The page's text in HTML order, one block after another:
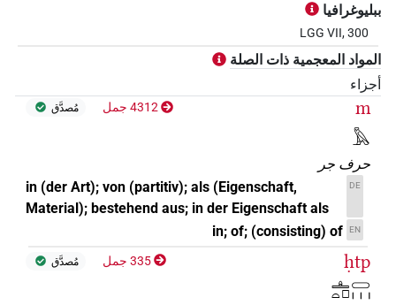
𓎾𓄿𓂢𓂢𓀭𓏨𓐝𓊵𓏏𓊪𓀭𓏨
ببليوغرافيا
LGG VII, 300
المواد المعجمية ذات الصلة
أجزاء
m
𓅓
4312 جمل مُصدَّق
حرف جر
DE
in (der Art); von (partitiv); als (Eigenschaft,
Material); bestehend aus; in der Eigenschaft als
EN
in; of; (consisting) of
ḥtp
𓊵𓏏𓊪𓏳𓏥
335 جمل مُصدَّق